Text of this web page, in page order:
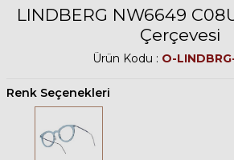
LINDBERG NW6649
Çerçevesi
Ürün Kodu : O-
Renk Seçenekleri